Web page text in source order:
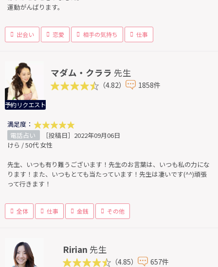
運動がんばります。
出会い 恋愛 相手の気持ち 仕事
予約リクエスト
マダム・クララ 先生
（4.82） 1858件
満足度：
電話占い
［投稿日］2022年09月06日
けら / 50代 女性
先生、いつも有り難うございます！先生のお言葉は、いつも私の力にな
ります！また、いつもとても当たっています！先生は凄いです(^^)頑張
って行きます！
全体 仕事 金銭 その他
Ririan 先生
（4.85） 657件